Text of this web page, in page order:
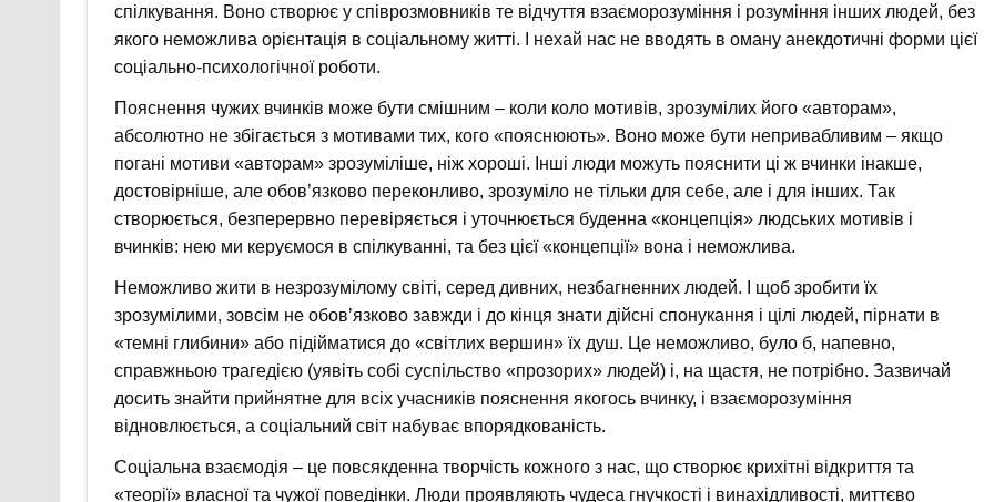
спілкування. Воно створює у співрозмовників те відчуття взаєморозуміння і розуміння інших людей, без
якого неможлива орієнтація в соціальному житті. І нехай нас не вводять в оману анекдотичні форми цієї
соціально-психологічної роботи.
Пояснення чужих вчинків може бути смішним – коли коло мотивів, зрозумілих його «авторам»,
абсолютно не збігається з мотивами тих, кого «пояснюють». Воно може бути непривабливим – якщо
погані мотиви «авторам» зрозуміліше, ніж хороші. Інші люди можуть пояснити ці ж вчинки інакше,
достовірніше, але обов’язково переконливо, зрозуміло не тільки для себе, але і для інших. Так
створюється, безперервно перевіряється і уточнюється буденна «концепція» людських мотивів і
вчинків: нею ми керуємося в спілкуванні, та без цієї «концепції» вона і неможлива.
Неможливо жити в незрозумілому світі, серед дивних, незбагненних людей. І щоб зробити їх
зрозумілими, зовсім не обов’язково завжди і до кінця знати дійсні спонукання і цілі людей, пірнати в
«темні глибини» або підійматися до «світлих вершин» їх душ. Це неможливо, було б, напевно,
справжньою трагедією (уявіть собі суспільство «прозорих» людей) і, на щастя, не потрібно. Зазвичай
досить знайти прийнятне для всіх учасників пояснення якогось вчинку, і взаєморозуміння
відновлюється, а соціальний світ набуває впорядкованість.
Соціальна взаємодія – це повсякденна творчість кожного з нас, що створює крихітні відкриття та
«теорії» власної та чужої поведінки. Люди проявляють чудеса гнучкості і винахідливості, миттєво